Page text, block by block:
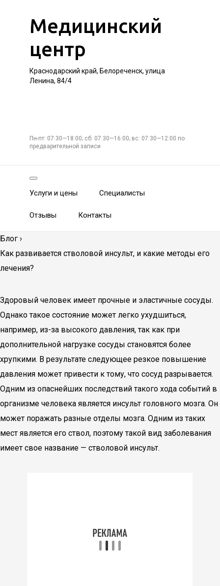
Медицинский
центр
Краснодарский край, Белореченск, улица
Ленина, 84/4
Пн-пт: 07:30—18:00; сб: 07:30—16:00; вс: 07:30—12:00 по
предварительной записи
Услуги и цены Специалисты
Отзывы Контакты
Блог ›
Как развивается стволовой инсульт, и какие методы его
лечения?
Здоровый человек имеет прочные и эластичные сосуды.
Однако такое состояние может легко ухудшиться,
например, из-за высокого давления, так как при
дополнительной нагрузке сосуды становятся более
хрупкими. В результате следующее резкое повышение
давления может привести к тому, что сосуд разрывается.
Одним из опаснейших последствий такого хода событий в
организме человека является инсульт головного мозга. Он
может поражать разные отделы мозга. Одним из таких
мест является его ствол, поэтому такой вид заболевания
имеет свое название — стволовой инсульт.